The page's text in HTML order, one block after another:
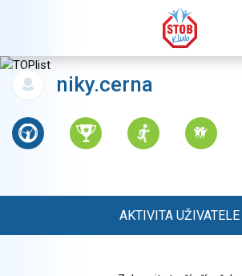
niky.cerna
AKTIVITA UŽIVATELE